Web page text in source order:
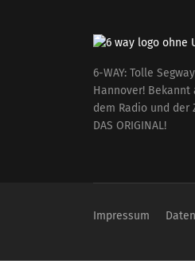
6-WAY: Tolle
Hannover! Bekannt
dem Radio und der
DAS ORIGINAL!
Impressum